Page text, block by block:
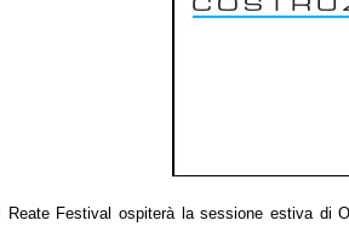
Il Reate Festival ospiterà la sessione estiva di